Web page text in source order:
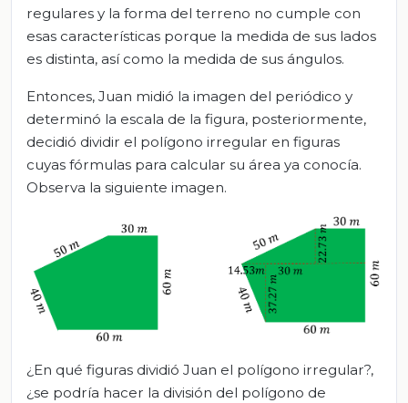
regulares y la forma del terreno no cumple con
esas características porque la medida de sus lados
es distinta, así como la medida de sus ángulos.
Entonces, Juan midió la imagen del periódico y
determinó la escala de la figura, posteriormente,
decidió dividir el polígono irregular en figuras
cuyas fórmulas para calcular su área ya conocía.
Observa la siguiente imagen.
¿En qué figuras dividió Juan el polígono irregular?,
¿se podría hacer la división del polígono de